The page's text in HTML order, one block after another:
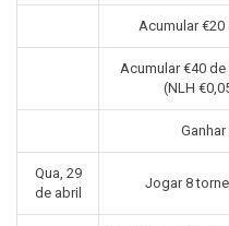
Acumular
Acumular €40
(NLH
Qua, 29
de abril
Jogar 8